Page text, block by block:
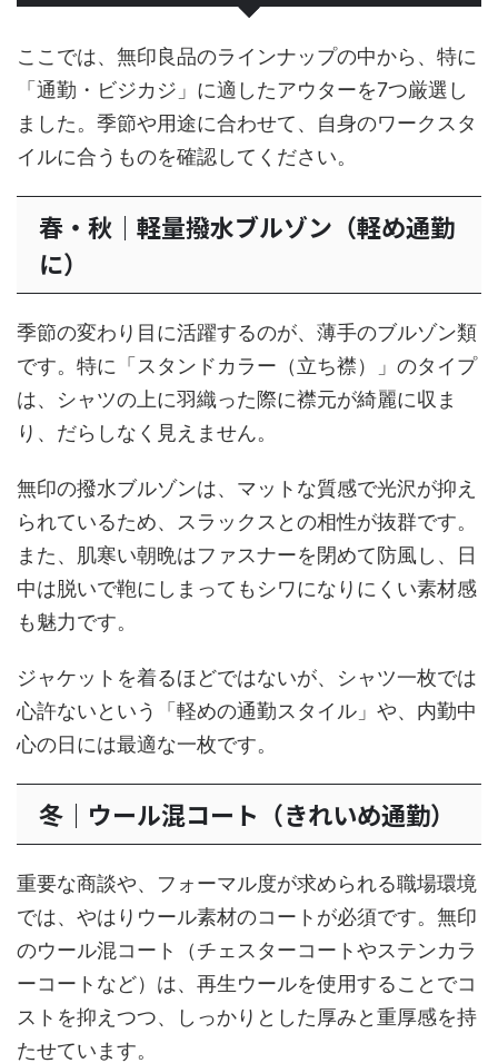
ここでは、無印良品のラインナップの中から、特に
「通勤・ビジカジ」に適したアウターを7つ厳選し
ました。季節や用途に合わせて、自身のワークスタ
イルに合うものを確認してください。
春・秋｜軽量撥水ブルゾン（軽め通勤
に）
季節の変わり目に活躍するのが、薄手のブルゾン類
です。特に「スタンドカラー（立ち襟）」のタイプ
は、シャツの上に羽織った際に襟元が綺麗に収ま
り、だらしなく見えません。
無印の撥水ブルゾンは、マットな質感で光沢が抑え
られているため、スラックスとの相性が抜群です。
また、肌寒い朝晩はファスナーを閉めて防風し、日
中は脱いで鞄にしまってもシワになりにくい素材感
も魅力です。
ジャケットを着るほどではないが、シャツ一枚では
心許ないという「軽めの通勤スタイル」や、内勤中
心の日には最適な一枚です。
冬｜ウール混コート（きれいめ通勤）
重要な商談や、フォーマル度が求められる職場環境
では、やはりウール素材のコートが必須です。無印
のウール混コート（チェスターコートやステンカラ
ーコートなど）は、再生ウールを使用することでコ
ストを抑えつつ、しっかりとした厚みと重厚感を持
たせています。